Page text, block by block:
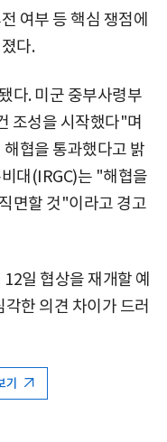
여부 등 핵심 쟁점에
다.
다. 미군 중부사령부
조성을 시작했다"며
협을 통과했다고 밝
대(IRGC)는 "해협을
면할 것"이라고 경고
일 협상을 재개할 예
한 의견 차이가 드러
기